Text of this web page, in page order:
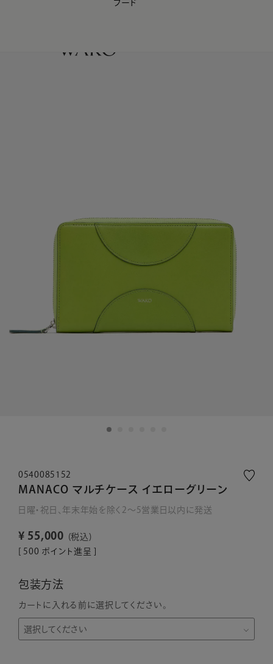
【会員様限定】夏のプレゼントキャンペーン開催中
フード
0540085152
MANACO マルチケース イエローグリーン
日曜・祝日、年末年始を除く2～5営業日以内に発送
¥ 55,000
税込
500 ポイント進呈 ]
包装方法
カートに入れる前に選択してください。